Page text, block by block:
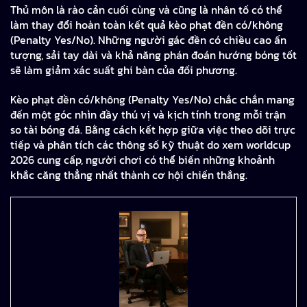
Thủ môn là rào cản cuối cùng và cũng là nhân tố có thể
làm thay đổi hoàn toàn kết quả kèo phạt đền có/không
(Penalty Yes/No). Những người gác đền có chiều cao ấn
tượng, sải tay dài và khả năng phán đoán hướng bóng tốt
sẽ làm giảm xác suất ghi bàn của đối phương.
Kèo phạt đền có/không (Penalty Yes/No) chắc chắn mang
đến một góc nhìn đầy thú vị và kịch tính trong mỗi trận
so tài bóng đá. Bằng cách kết hợp giữa việc theo dõi trực
tiếp và phân tích các thông số kỹ thuật do xem worldcup
2026 cung cấp, người chơi có thể biến những khoảnh
khắc căng thẳng nhất thành cơ hội chiến thắng.